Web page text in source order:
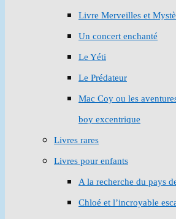
Livre Merveilles et
Un concert enchanté
Le Yéti
Le Prédateur
Mac Coy ou les
boy excentrique
Livres rares
Livres pour enfants
A la recherche du pays
Chloé et l’incroyable